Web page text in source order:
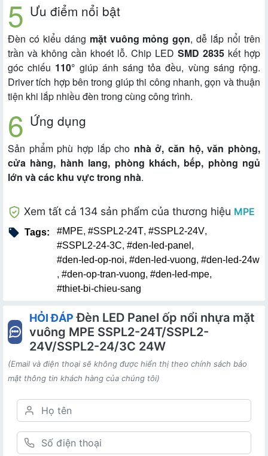
Ưu điểm nổi bật
Đèn có kiểu dáng mặt vuông mỏng gọn, dễ lắp nổi trên
trần và không cần khoét lỗ. Chip LED SMD 2835 kết hợp
góc chiếu 110° giúp ánh sáng tỏa đều, vùng sáng rộng.
Driver tích hợp bên trong giúp thi công nhanh, gọn và thuận
tiện khi lắp nhiều đèn trong cùng công trình.
Ứng dụng
Sản phẩm phù hợp lắp cho nhà ở, căn hộ, văn phòng,
cửa hàng, hành lang, phòng khách, bếp, phòng ngủ
lớn và các khu vực trong nhà.
Xem tất cả 134 sản phẩm của thương hiệu MPE
Tags: #MPE, #SSPL2-24T, #SSPL2-24V,
#SSPL2-24-3C, #den-led-panel ,
#den-led-op-noi, #den-led-vuong, #den-led-24w
, #den-op-tran-vuong, #den-led-mpe,
#thiet-bi-chieu-sang
HỎI ĐÁP Đèn LED Panel ốp nổi nhựa mặt
vuông MPE SSPL2-24T/SSPL2-
24V/SSPL2-24/3C 24W
(Email và điện thoại sẽ không được hiển thị theo chính sách bảo
mật thông tin khách hàng của chúng tôi)